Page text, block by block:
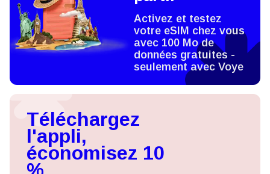
Activez et testez
votre eSIM chez vous
avec 100 Mo de
données gratuites -
seulement avec Voye
Téléchargez
l'appli,
économisez 10